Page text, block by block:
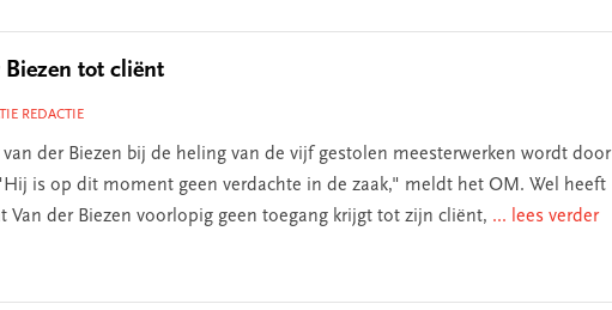
Biezen tot cliënt
REDACTIE
der Biezen bij de heling van de vijf gestolen meesterwerken wordt door
is op dit moment geen verdachte in de zaak," meldt het OM. Wel heeft
Van der Biezen voorlopig geen toegang krijgt tot zijn cliënt, ... lees verder